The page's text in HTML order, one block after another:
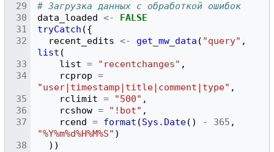
# Загрузка данных с обработкой ошибок
data_loaded <-
FALSE
tryCatch ({
recent_edits <- get_mw_data ( "query" ,
list (
list = "recentchanges" ,
rcprop =
"user|timestamp|title|comment|type" ,
rclimit = "500" ,
rcshow = "!bot" ,
rcend = format (Sys.Date() - 365 ,
"%Y%m%d%H%M%S" )
))